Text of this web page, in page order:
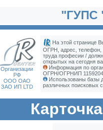
"ГУПС
Организации
РФ
ООО ОАО
ЗАО ИП LTD
На этой странице
ОГРН, адрес, телефон,
труда професии /
открытых на сегодня
Информация по
ОГРН/ОГРНИП
Использованы базы
различных поисковых